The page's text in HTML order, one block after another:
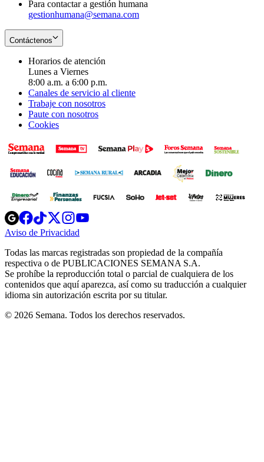
Para contactar a gestión humana
gestionhumana@semana.com
Contáctenos
Horarios de atención
Lunes a Viernes
8:00 a.m. a 6:00 p.m.
Canales de servicio al cliente
Trabaje con nosotros
Paute con nosotros
Cookies
Opens
in
new
Opens
in
new
Opens
in
new
window
Opens
new
windowwindow
Aviso de Privacidad
new
window
Todas las marcas registradas son propiedad de la compañía
respectiva o de PUBLICACIONES SEMANA S.A.
Se prohíbe la reproducción total o parcial de cualquiera de los
contenidos que aquí aparezca, así como su traducción a cualquier
idioma sin autorización escrita por su titular.
© 2026 Semana. Todos los derechos reservados.